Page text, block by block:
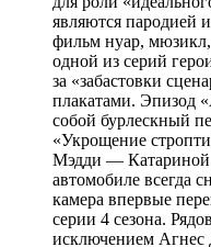
являются пародией
фильм нуар, мюзикл,
одной из серий
за «забастовки
плакатами. Эпизод
собой бурлескный
«Укрощение
Мэдди —
автомобиле всегда
камера впервые
серии 4 сезона.
исключением Агнес